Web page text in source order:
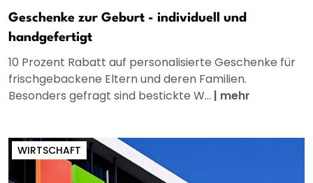
Geschenke zur Geburt - individuell und
handgefertigt
10 Prozent Rabatt auf personalisierte Geschenke für
frischgebackene Eltern und deren Familien.
Besonders gefragt sind bestickte W... | mehr
WIRTSCHAFT